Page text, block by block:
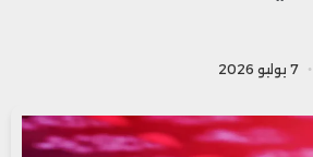
7 يوليو 2026